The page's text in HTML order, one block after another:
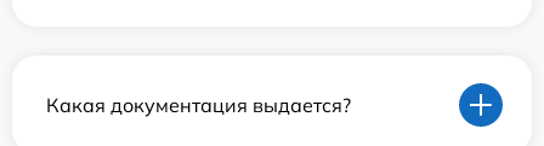
Какая документация выдается?